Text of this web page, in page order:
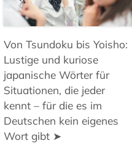
Von Tsundoku bis Yoisho:
Lustige und kuriose
japanische Wörter für
Situationen, die jeder
kennt – für die es im
Deutschen kein eigenes
Wort gibt ➤